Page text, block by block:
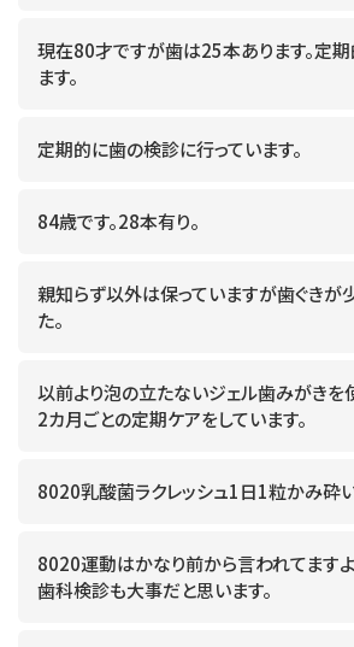
現在80才ですが歯は25本あります。定
ます。
定期的に歯の検診に行っています。
84歳です。28本有り。
親知らず以外は保っていますが歯ぐきが
た。
以前より泡の立たないジェル歯みがきを使
2カ月ごとの定期ケアをしています。
8020乳酸菌ラクレッシュ1日1粒かみ砕
8020運動はかなり前から言われてます
歯科検診も大事だと思います。